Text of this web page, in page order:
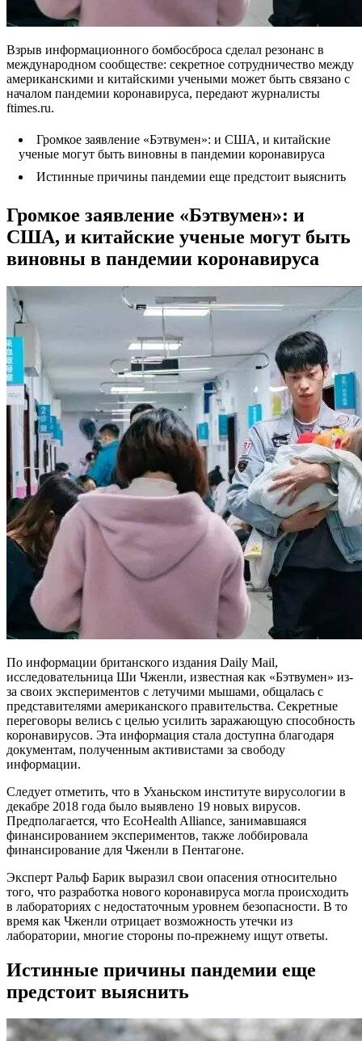
Взрыв информационного бомбосброса сделал резонанс в
международном сообществе: секретное сотрудничество между
американскими и китайскими учеными может быть связано с
началом пандемии коронавируса, передают журналисты
ftimes.ru.
Громкое заявление «Бэтвумен»: и США, и китайские
ученые могут быть виновны в пандемии коронавируса
Истинные причины пандемии еще предстоит выяснить
Громкое заявление «Бэтвумен»: и
США, и китайские ученые могут быть
виновны в пандемии коронавируса
По информации британского издания Daily Mail,
исследовательница Ши Чженли, известная как «Бэтвумен» из-
за своих экспериментов с летучими мышами, общалась с
представителями американского правительства. Секретные
переговоры велись с целью усилить заражающую способность
коронавирусов. Эта информация стала доступна благодаря
документам, полученным активистами за свободу
информации.
Следует отметить, что в Уханьском институте вирусологии в
декабре 2018 года было выявлено 19 новых вирусов.
Предполагается, что EcoHealth Alliance, занимавшаяся
финансированием экспериментов, также лоббировала
финансирование для Чженли в Пентагоне.
Эксперт Ральф Барик выразил свои опасения относительно
того, что разработка нового коронавируса могла происходить
в лабораториях с недостаточным уровнем безопасности. В то
время как Чженли отрицает возможность утечки из
лаборатории, многие стороны по-прежнему ищут ответы.
Истинные причины пандемии еще
предстоит выяснить